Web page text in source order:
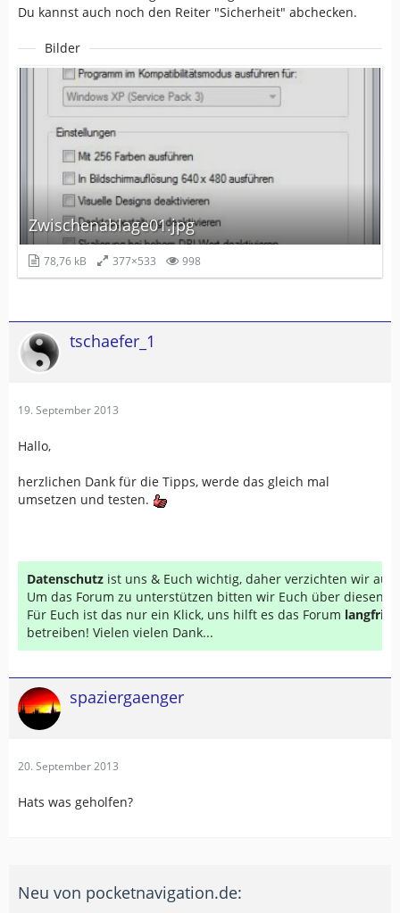
Du kannst auch noch den Reiter "Sicherheit" abchecken.
Bilder
Zwischenablage01.jpg
78,76 kB 377×533 998
tschaefer_1
19. September 2013
Hallo,
herzlichen Dank für die Tipps, werde das gleich mal
umsetzen und testen.
Datenschutz ist uns & Euch wichtig, daher verzichten wir auf
Um das Forum zu unterstützen bitten wir Euch über diesen
Für Euch ist das nur ein Klick, uns hilft es das Forum
betreiben! Vielen vielen Dank...
spaziergaenger
20. September 2013
Hats was geholfen?
Neu von pocketnavigation.de: